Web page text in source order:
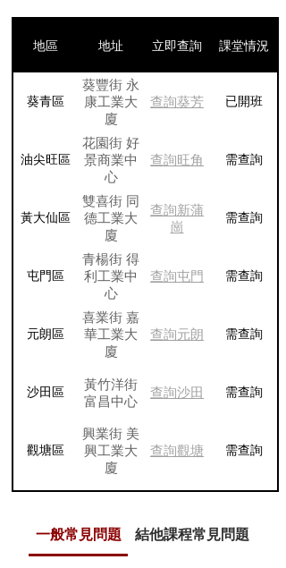
地區 地址 立即查詢 課堂情況
葵青區
葵豐街 永
康工業大
廈
查詢葵芳 已開班
油尖旺區
花園街 好
景商業中
心
查詢旺角 需查詢
黃大仙區
雙喜街 同
德工業大
廈
查詢新蒲
崗
需查詢
屯門區
青楊街 得
利工業中
心
查詢屯門 需查詢
元朗區
喜業街 嘉
華工業大
廈
查詢元朗 需查詢
沙田區
黃竹洋街
富昌中心
查詢沙田 需查詢
觀塘區
興業街 美
興工業大
廈
查詢觀塘 需查詢
一般常見問題 結他課程常見問題